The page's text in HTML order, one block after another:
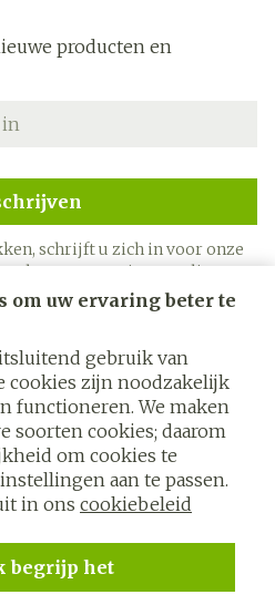
om uw ervaring beter te
gebruik van
cookies zijn noodzakelijk
functioneren. We maken
soorten cookies; daarom
om cookies te
aan te passen.
in ons cookiebeleid
begrijp het
producten en
schrijft u zich in voor onze
met onzeprivacy policy.